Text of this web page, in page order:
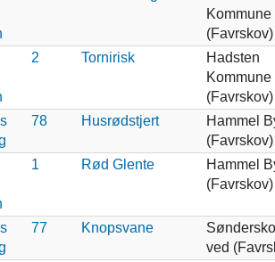
Kommune
(Favrskov)
2 Tornirisk
Hadsten
Kommune
(Favrskov)
78 Husrødstjert
Hammel
(Favrskov)
1 Rød Glente
Hammel
(Favrskov)
77 Knopsvane
ved